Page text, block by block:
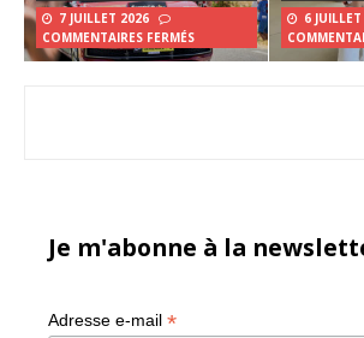
7 JUILLET 2026
COMMENTAIRES FERMÉS
6
Je m'abonne à la
Adresse e-mail *